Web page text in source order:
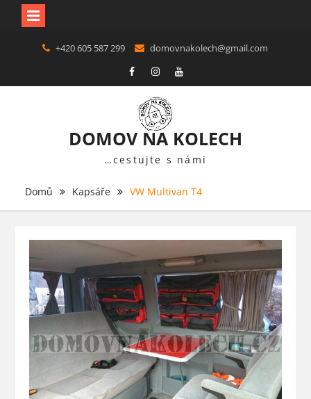
+420 605 587 299 domovnakolech@gmail.com
F in Y
DOMOV NA KOLECH
…cestujte s námi
Domů Kapsáře VW Multivan T4